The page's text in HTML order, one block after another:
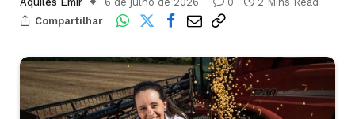
Compartilhar